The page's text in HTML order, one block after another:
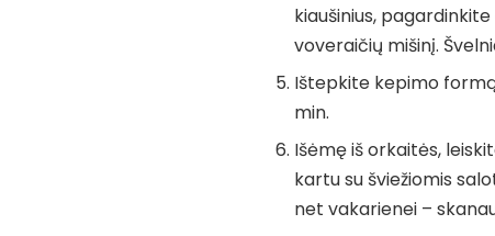
kiaušinius,
voveraičių mišinį.
Ištepkite kepimo
min.
Išėmę iš orkaitės,
kartu su šviežiomis
net vakarienei –